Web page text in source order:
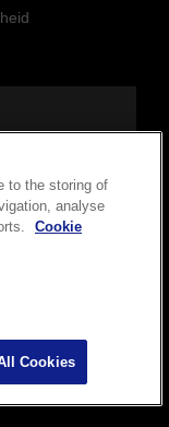
Alle rechten
to the storing of
analyse
Cookie
Cookies